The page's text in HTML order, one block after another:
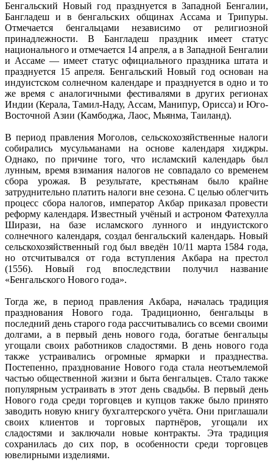
Бенгальский Новый год празднуется в Западной Бенгалии,
Бангладеш и в бенгальских общинах Ассама и Трипуры.
Отмечается бенгальцами независимо от религиозной
принадлежности. В Бангладеш праздник имеет статус
национального и отмечается 14 апреля, а в Западной Бенгалии
и Ассаме — имеет статус официального праздника штата и
празднуется 15 апреля. Бенгальский Новый год основан на
индуистском солнечном календаре и празднуется в одно и то
же время с аналогичными фестивалями в других регионах
Индии (Керала, Тамил-Наду, Ассам, Манипур, Орисса) и Юго-
Восточной Азии (Камбоджа, Лаос, Мьянма, Таиланд).
В период правления Моголов, сельскохозяйственные налоги
собирались мусульманами на основе календаря хиджры.
Однако, по причине того, что исламский календарь был
лунным, время взимания налогов не совпадало со временем
сбора урожая. В результате, крестьянам было крайне
затруднительно платить налоги вне сезона. С целью облегчить
процесс сбора налогов, император Акбар приказал провести
реформу календаря. Известный учёный и астроном Фатехулла
Ширази, на базе исламского лунного и индуистского
солнечного календаря, создал бенгальский календарь. Новый
сельскохозяйственный год был введён 10/11 марта 1584 года,
но отсчитывался от года вступления Акбара на престол
(1556). Новый год впоследствии получил название
«Бенгальского Нового года».
Тогда же, в период правления Акбара, началась традиция
празднования Нового года. Традиционно, бенгальцы в
последний день старого года рассчитывались со всеми своими
долгами, а в первый день нового года, богатые бенгальцы
угощали своих работников сладостями. В день нового года
также устраивались огромные ярмарки и празднества.
Постепенно, празднование Нового года стала неотъемлемой
частью общественной жизни и быта бенгальцев. Стало также
популярным устраивать в этот день свадьбы. В первый день
Нового года среди торговцев и купцов также было принято
заводить новую книгу бухгалтерского учёта. Они приглашали
своих клиентов и торговых партнёров, угощали их
сладостями и заключали новые контракты. Эта традиция
сохранилась до сих пор, в особенности среди торговцев
ювелирными изделиями.